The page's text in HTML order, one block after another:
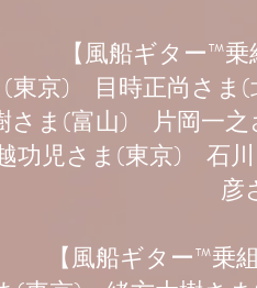
【風船ギター™
(東京) 目時正尚さ
ま(富山) 片岡一
功児さま(東京) 石
【風船ギター™